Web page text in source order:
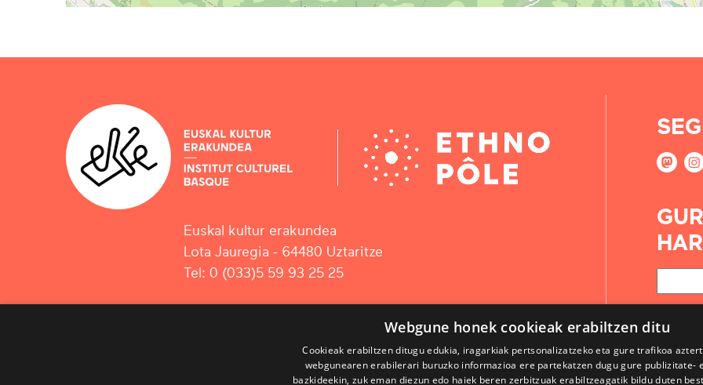
Euskal kultur erakundea
Lota Jauregia - 64480 Uztaritze
Tel: 0 (033)5 59 93 25 25
Webgune honek cookieak erabiltzen ditu
Cookieak erabiltzen ditugu edukia, iragarkiak pertsonalizatzeko eta gure trafikoa
webgunearen erabilerari buruzko informazioa ere partekatzen dugu gure publizitate-
bazkideekin, zuk eman diezun edo haiek beren zerbitzuak erabiltzeagatik bildu duten